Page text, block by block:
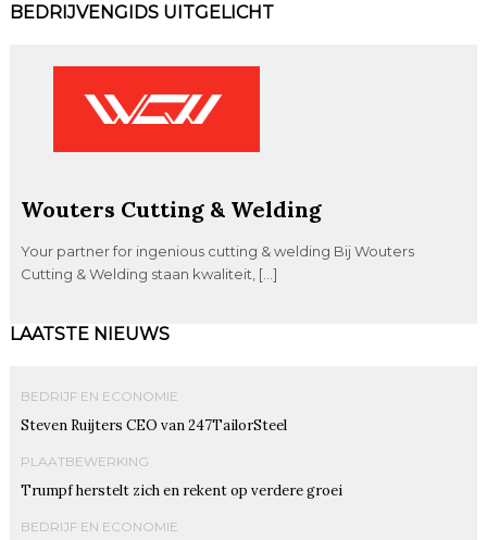
BEDRIJVENGIDS UITGELICHT
Wouters Cutting & Welding
Your partner for ingenious cutting & welding Bij Wouters
Cutting & Welding staan kwaliteit, […]
LAATSTE NIEUWS
BEDRIJF EN ECONOMIE
Steven Ruijters CEO van 247TailorSteel
PLAATBEWERKING
Trumpf herstelt zich en rekent op verdere groei
BEDRIJF EN ECONOMIE